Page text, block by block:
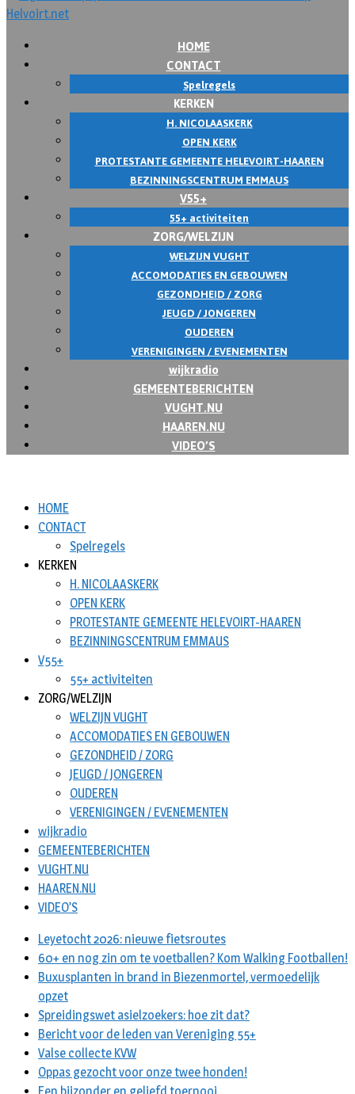
HOME
CONTACT
Spelregels
KERKEN
H. NICOLAASKERK
OPEN KERK
PROTESTANTE GEMEENTE HELEVOIRT-HAAREN
BEZINNINGSCENTRUM EMMAUS
V55+
55+ activiteiten
ZORG/WELZIJN
WELZIJN VUGHT
ACCOMODATIES EN GEBOUWEN
GEZONDHEID / ZORG
JEUGD / JONGEREN
OUDEREN
VERENIGINGEN / EVENEMENTEN
wijkradio
GEMEENTEBERICHTEN
VUGHT.NU
HAAREN.NU
VIDEO’S
HOME
CONTACT
Spelregels
KERKEN
H. NICOLAASKERK
OPEN KERK
PROTESTANTE GEMEENTE HELEVOIRT-HAAREN
BEZINNINGSCENTRUM EMMAUS
V55+
55+ activiteiten
ZORG/WELZIJN
WELZIJN VUGHT
ACCOMODATIES EN GEBOUWEN
GEZONDHEID / ZORG
JEUGD / JONGEREN
OUDEREN
VERENIGINGEN / EVENEMENTEN
wijkradio
GEMEENTEBERICHTEN
VUGHT.NU
HAAREN.NU
VIDEO’S
Leyetocht 2026: nieuwe fietsroutes
60+ en nog zin om te voetballen? Kom Walking Footballen!
Buxusplanten in brand in Biezenmortel, vermoedelijk
opzet
Spreidingswet asielzoekers: hoe zit dat?
Bericht voor de leden van Vereniging 55+
Valse collecte KVW
Oppas gezocht voor onze twee honden!